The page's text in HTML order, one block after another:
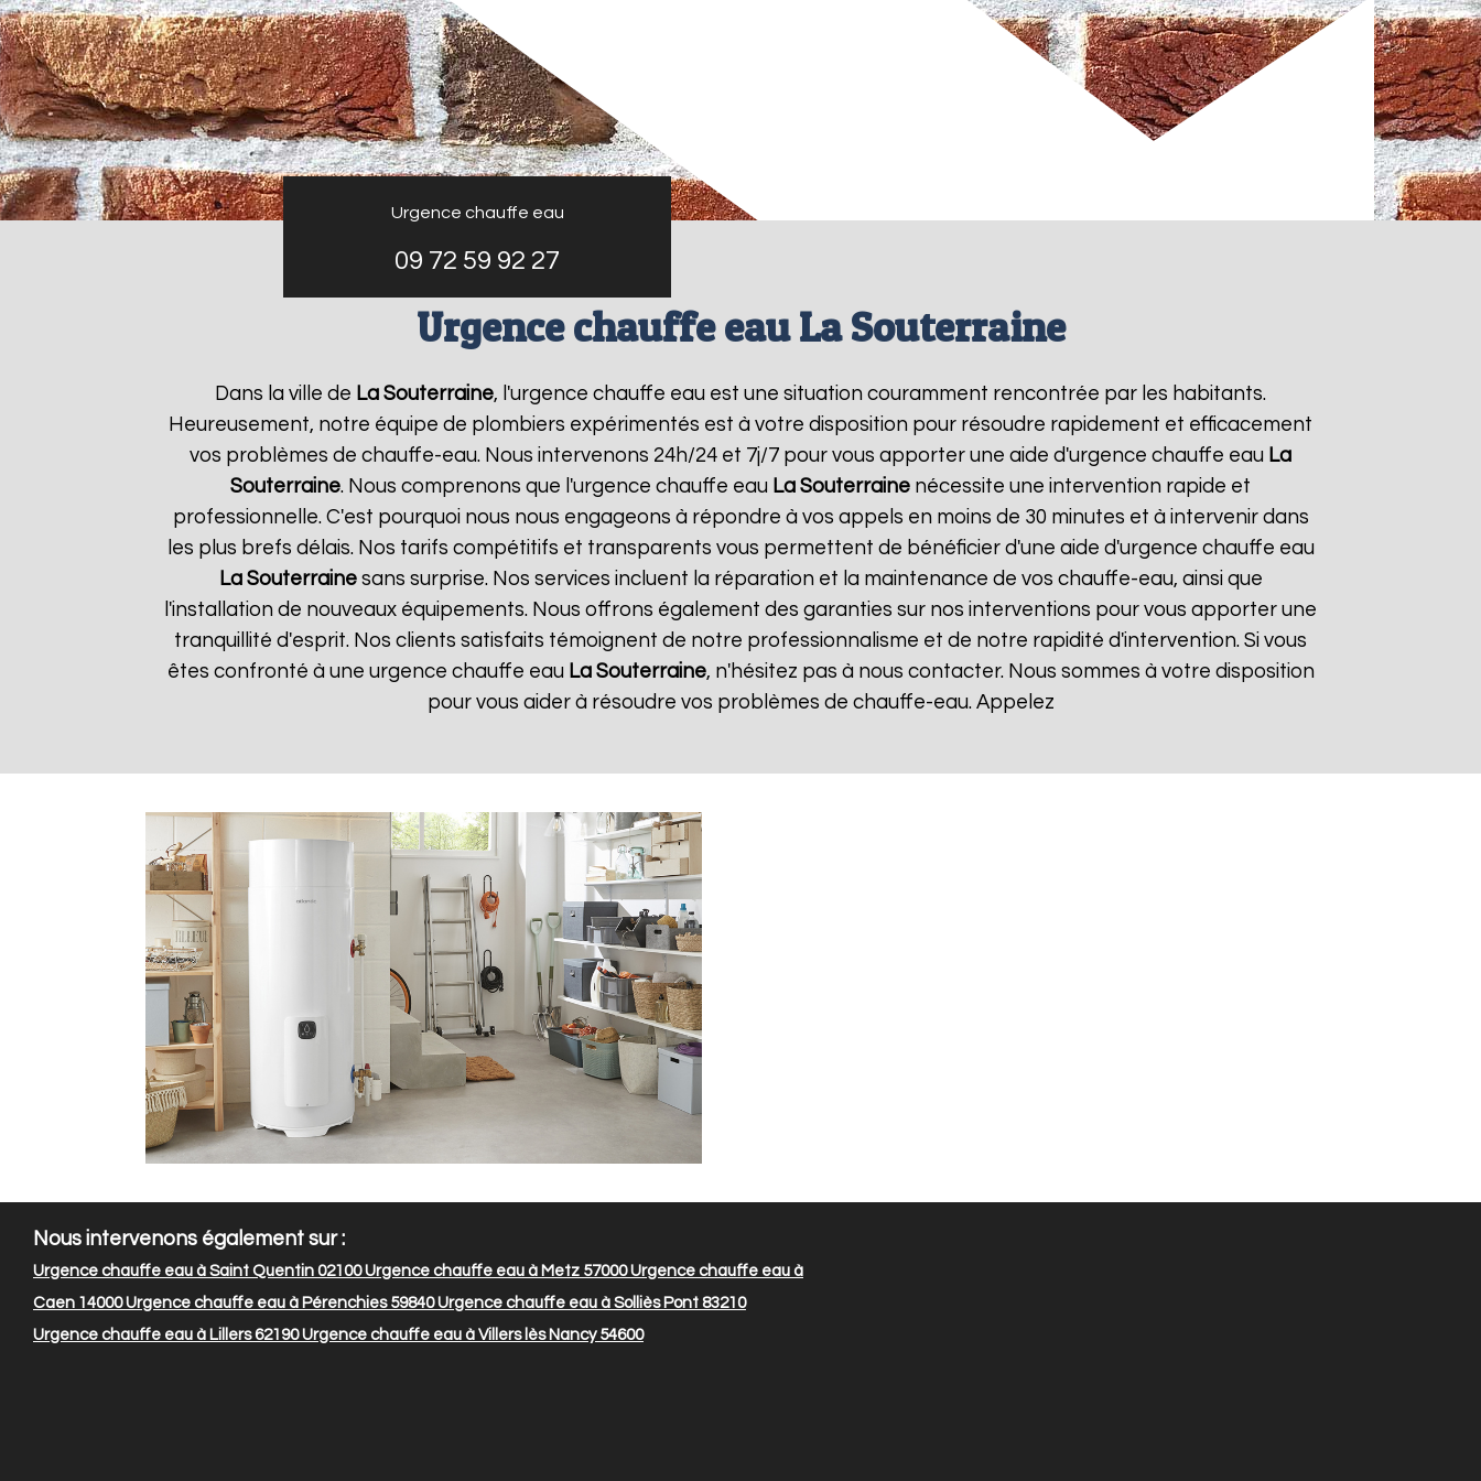
Urgence chauffe eau
09 72 59 92 27
Urgence chauffe eau La Souterraine
Dans la ville de La Souterraine, l'urgence chauffe eau est une situation couramment rencontrée par les habitants.
Heureusement, notre équipe de plombiers expérimentés est à votre disposition pour résoudre rapidement et efficacement
vos problèmes de chauffe-eau. Nous intervenons 24h/24 et 7j/7 pour vous apporter une aide d'urgence chauffe eau La
Souterraine. Nous comprenons que l'urgence chauffe eau La Souterraine nécessite une intervention rapide et
professionnelle. C'est pourquoi nous nous engageons à répondre à vos appels en moins de 30 minutes et à intervenir dans
les plus brefs délais. Nos tarifs compétitifs et transparents vous permettent de bénéficier d'une aide d'urgence chauffe eau
La Souterrainesans surprise. Nos services incluent la réparation et la maintenance de vos chauffe-eau, ainsi que
l'installation de nouveaux équipements. Nous offrons également des garanties sur nos interventions pour vous apporter une
tranquillité d'esprit. Nos clients satisfaits témoignent de notre professionnalisme et de notre rapidité d'intervention. Si vous
êtes confronté à une urgence chauffe eau La Souterraine, n'hésitez pas à nous contacter. Nous sommes à votre disposition
pour vous aider à résoudre vos problèmes de chauffe-eau. Appelez
Nous intervenons également sur :
Urgence chauffe eau à Saint Quentin 02100Urgence chauffe eau à Metz 57000Urgence chauffe eau à
Caen 14000Urgence chauffe eau à Pérenchies 59840Urgence chauffe eau à Solliès Pont 83210
Urgence chauffe eau à Lillers 62190Urgence chauffe eau à Villers lès Nancy 54600